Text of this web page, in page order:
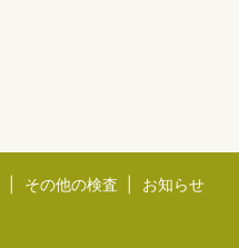
その他の検査 お知らせ